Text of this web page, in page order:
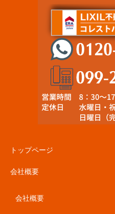
トップページ
会社概要
会社概要